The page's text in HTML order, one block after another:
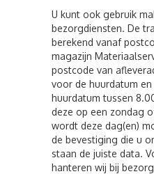
U kunt ook gebruik
bezorgdiensten. De
berekend vanaf
magazijn
postcode van
voor de huurdatum
huurdatum tussen
deze op een zondag
wordt deze dag(en)
de bevestiging die u
staan de juiste data.
hanteren wij bij